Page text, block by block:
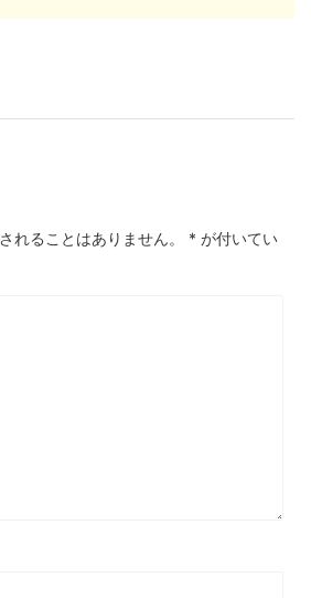
れることはありません。 * が付いてい